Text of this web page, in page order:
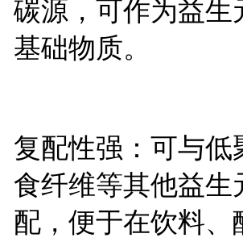
碳源，可作为益生
基础物质。
复配性强：可与低
食纤维等其他益生
配，便于在饮料、